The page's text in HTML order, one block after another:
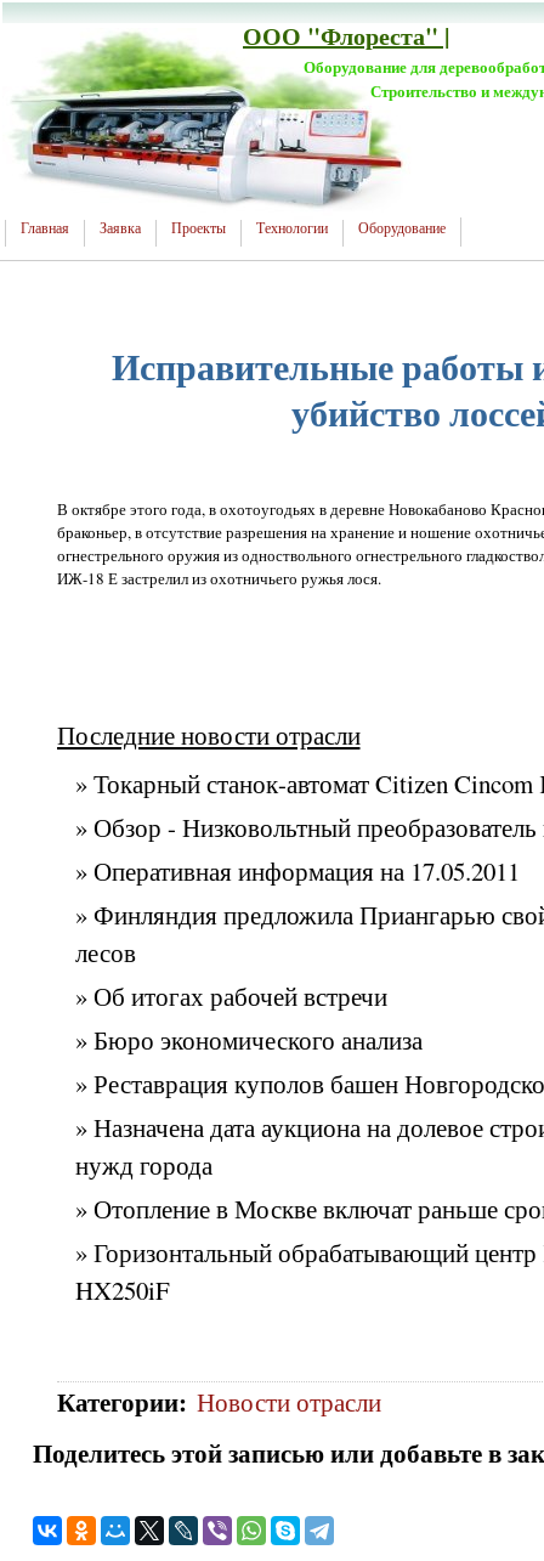
ООО "Флореста" |
Оборудование для
Строительство и
Главная Заявка Проекты Технологии Оборудование
Исправительные работы
убийство
В октябре этого года, в охотоугодьях в деревне Новокабаново
браконьер, в отсутствие разрешения на хранение и ношение
огнестрельного оружия из одноствольного огнестрельного
ИЖ-18 Е застрелил из охотничьего ружья лося.
Последние новости отрасли
» Токарный станок-автомат Citizen
» Обзор - Низковольтный
» Оперативная информация на 17.05.2011
» Финляндия предложила Приангарью
лесов
» Об итогах рабочей встречи
» Бюро экономического анализа
» Реставрация куполов башен
» Назначена дата аукциона на долевое
нужд города
» Отопление в Москве включат раньше
» Горизонтальный обрабатывающий
HX250iF
Категории: Новости отрасли
Поделитесь этой записью или добавьте в